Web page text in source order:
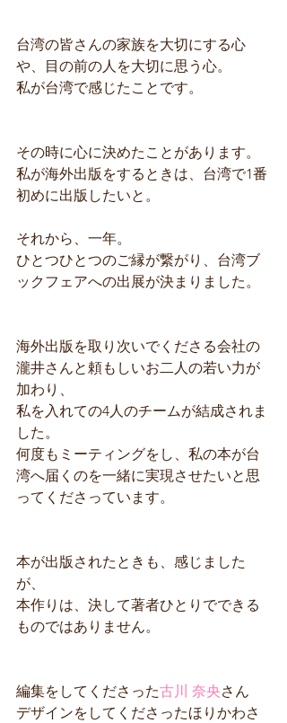
台湾の皆さんの家族を大切にする心
や、目の前の人を大切に思う心。
私が台湾で感じたことです。
その時に心に決めたことがあります。
私が海外出版をするときは、台湾で1番
初めに出版したいと。
それから、一年。
ひとつひとつのご縁が繋がり、台湾ブ
ックフェアへの出展が決まりました。
海外出版を取り次いでくださる会社の
瀧井さんと頼もしいお二人の若い力が
加わり、
私を入れての4人のチームが結成されま
した。
何度もミーティングをし、私の本が台
湾へ届くのを一緒に実現させたいと思
ってくださっています。
本が出版されたときも、感じました
が、
本作りは、決して著者ひとりでできる
ものではありません。
編集をしてくださった古川 奈央さん
デザインをしてくださったほりかわさ